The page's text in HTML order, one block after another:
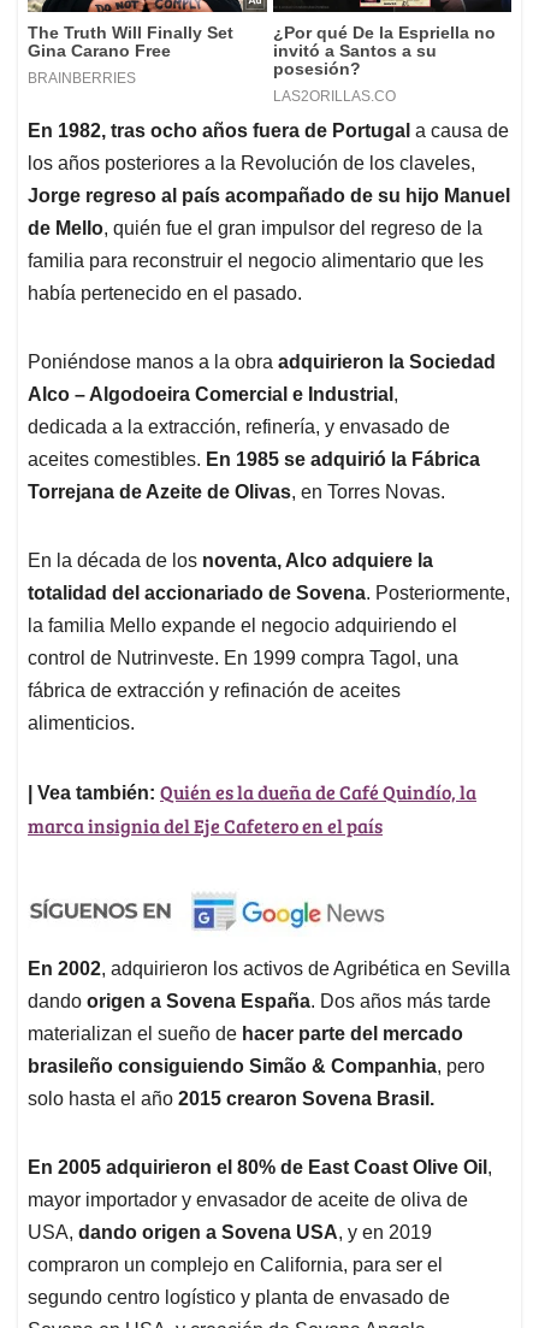
En 1982, tras ocho años fuera de Portugal a causa de
los años posteriores a la Revolución de los claveles,
Jorge regreso al país acompañado de su hijo Manuel
de Mello, quién fue el gran impulsor del regreso de la
familia para reconstruir el negocio alimentario que les
había pertenecido en el pasado.
Poniéndose manos a la obra adquirieron la Sociedad
Alco – Algodoeira Comercial e Industrial ,
dedicada a la extracción, refinería, y envasado de
aceites comestibles. En 1985 se adquirió la Fábrica
Torrejana de Azeite de Olivas, en Torres Novas.
En la década de los noventa, Alco adquiere la
totalidad del accionariado de Sovena. Posteriormente,
la familia Mello expande el negocio adquiriendo el
control de Nutrinveste. En 1999 compra Tagol, una
fábrica de extracción y refinación de aceites
alimenticios.
| Vea también: Quién es la dueña de Café Quindío, la
marca insignia del Eje Cafetero en el país
En 2002, adquirieron los activos de Agribética en Sevilla
dando origen a Sovena España. Dos años más tarde
materializan el sueño de hacer parte del mercado
brasileño consiguiendo Simão & Companhia, pero
solo hasta el año 2015 crearon Sovena Brasil.
En 2005 adquirieron el 80% de East Coast Olive Oil ,
mayor importador y envasador de aceite de oliva de
USA, dando origen a Sovena USA, y en 2019
compraron un complejo en California, para ser el
segundo centro logístico y planta de envasado de